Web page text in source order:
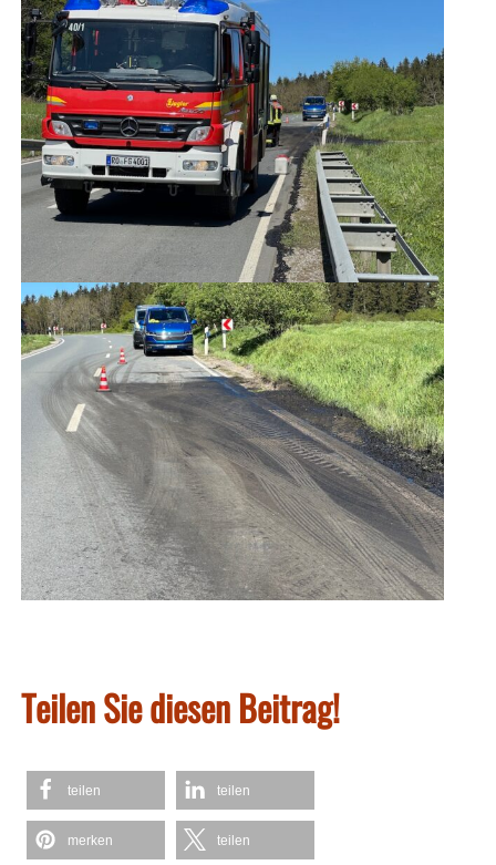
Teilen Sie diesen Beitrag!
teilen teilen
merken teilen